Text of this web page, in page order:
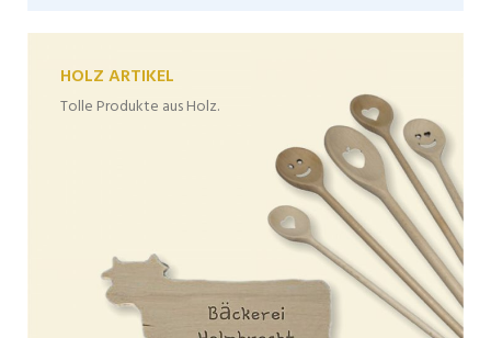
HOLZ ARTIKEL
Tolle Produkte aus Holz.